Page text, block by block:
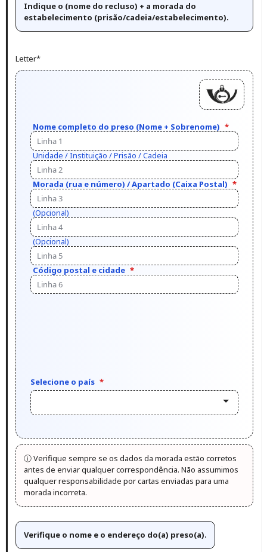
Indique o (nome do recluso) + a morada do
estabelecimento (prisão/cadeia/estabelecimento).
Letter*
Nome completo do preso (Nome + Sobrenome) *
Unidade / Instituição / Prisão / Cadeia
Morada (rua e número) / Apartado (Caixa Postal) *
(Opcional)
(Opcional)
Código postal e cidade *
Selecione o país *
ⓘ Verifique sempre se os dados da morada estão corretos
antes de enviar qualquer correspondência. Não assumimos
qualquer responsabilidade por cartas enviadas para uma
morada incorreta.
Verifique o nome e o endereço do(a) preso(a).